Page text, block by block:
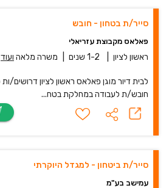
סייר/ת בטחון - חובש
פאלאס מקבוצת עזריאלי
ראשון לציון 1-2 שנים משרה מלאה ועוד
לבית דיור מוגן פאלאס ראשון לציון
חובש/ת לעבודה במחלקת בטח...
סייר/ת ביטחון - למגדל היוקרתי
עמישב בע"מ